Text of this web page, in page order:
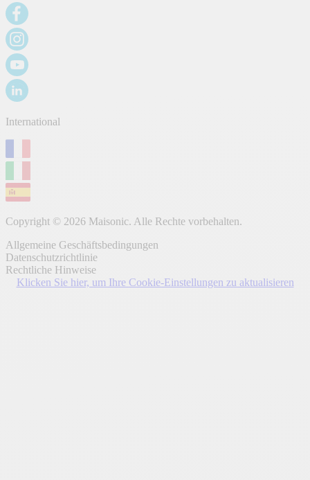
International
Copyright © 2026 Maisonic. Alle Rechte vorbehalten.
Allgemeine Geschäftsbedingungen
Datenschutzrichtlinie
Rechtliche Hinweise
Klicken Sie hier, um Ihre Cookie-Einstellungen zu aktualisieren